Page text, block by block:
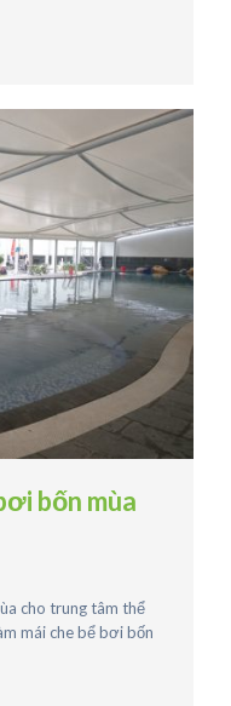
bốn mùa
cho trung tâm thể
mái che bể bơi bốn